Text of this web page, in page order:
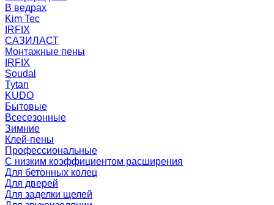
В ведрах
Kim Tec
IRFIX
САЗИЛАСТ
Монтажные пены
IRFIX
Soudal
Tytan
KUDO
Бытовые
Всесезонные
Зимние
Клей-пены
Профессиональные
С низким коэффициентом расширения
Для бетонных колец
Для дверей
Для заделки щелей